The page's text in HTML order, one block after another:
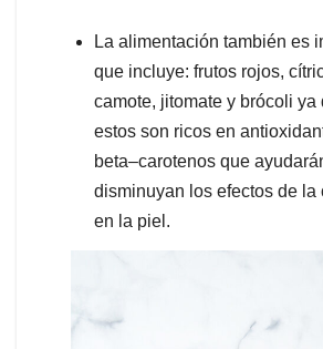
La alimentación también es
que incluye: frutos rojos,
camote, jitomate y brócoli ya
estos son ricos en
beta–carotenos que
disminuyan los efectos de la
en la piel.